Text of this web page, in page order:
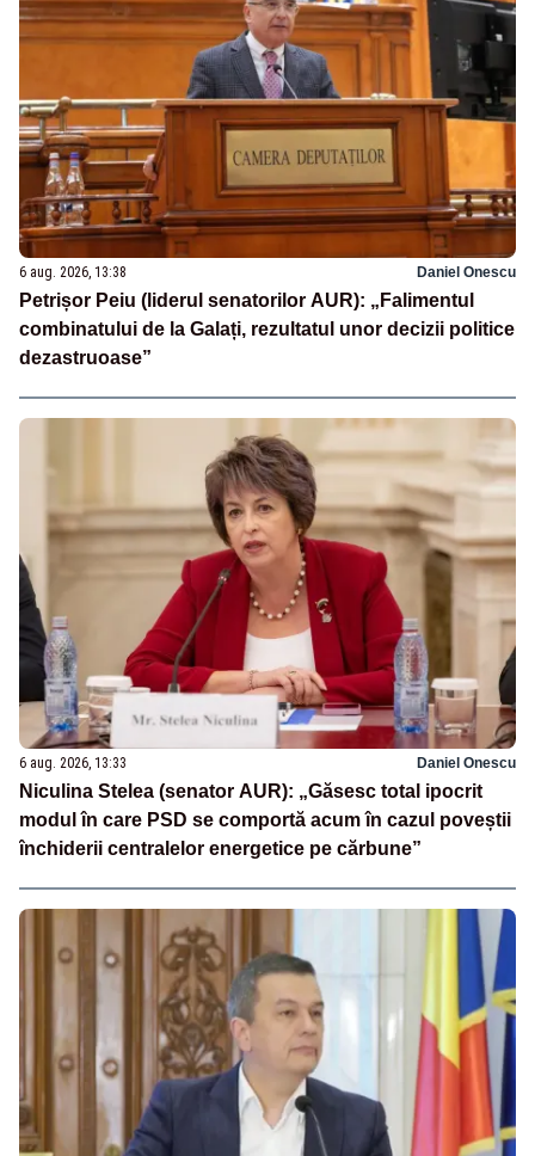
6 aug. 2026, 13:38 Daniel Onescu
Petrișor Peiu (liderul senatorilor AUR): „Falimentul
combinatului de la Galați, rezultatul unor decizii politice
dezastruoase”
6 aug. 2026, 13:33 Daniel Onescu
Niculina Stelea (senator AUR): „Găsesc total ipocrit
modul în care PSD se comportă acum în cazul poveștii
închiderii centralelor energetice pe cărbune”